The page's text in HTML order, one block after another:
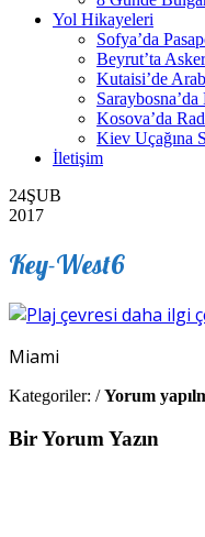
Yol Hikayeleri
Sofya’da
Beyrut’ta
Kutaisi’de
Kosova’da
Kiev Uçağına
İletişim
24ŞUB
2017
Key-West6
Miami
Kategoriler: / Yorum
Bir Yorum Yazın